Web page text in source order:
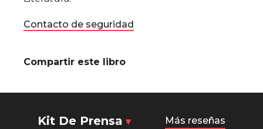
Contacto de seguridad
Compartir este libro
Kit De Prensa Más reseñas